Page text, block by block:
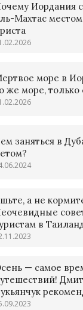
Иордания
Махтас
море в
же море, только
заняться в
а не
в
— самое